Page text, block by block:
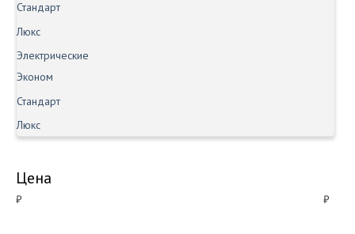
Стандарт
Люкс
Электрические
Эконом
Стандарт
Люкс
Цена
₽ ₽